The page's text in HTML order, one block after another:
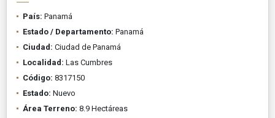
País: Panamá
Estado / Departamento: Panamá
Ciudad: Ciudad de Panamá
Localidad: Las Cumbres
Código: 8317150
Estado: Nuevo
Área Terreno: 8.9 Hectáreas